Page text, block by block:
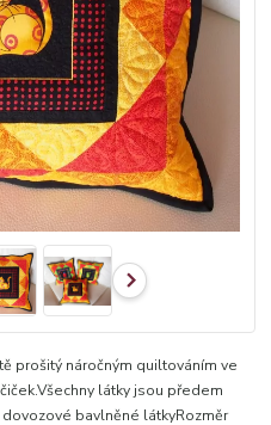
prošitý náročným quiltováním ve
látky jsou předem
bavlněné látkyRozměr